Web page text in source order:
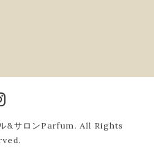
&サロンParfum . All Rights